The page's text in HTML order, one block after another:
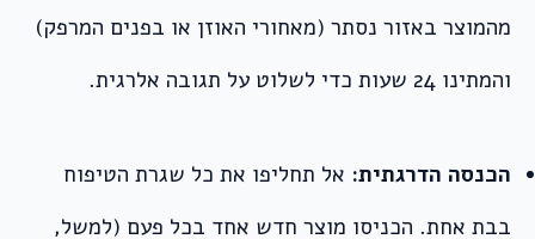
מהמוצר באזור נסתר (מאחורי האוזן או בפנים המרפק)
והמתינו 24 שעות כדי לשלוט על תגובה אלרגית.
הכנסה הדרגתית: אל תחליפו את כל שגרת הטיפוח
בבת אחת. הכניסו מוצר חדש אחד בכל פעם (למשל,